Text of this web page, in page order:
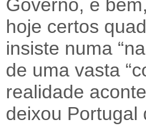
Governo, e
hoje certos
insiste numa
de uma vasta
realidade
deixou Portugal